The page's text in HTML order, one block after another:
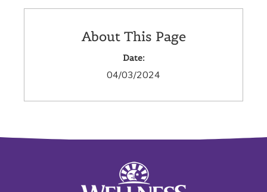
About This Page
Date:
04/03/2024